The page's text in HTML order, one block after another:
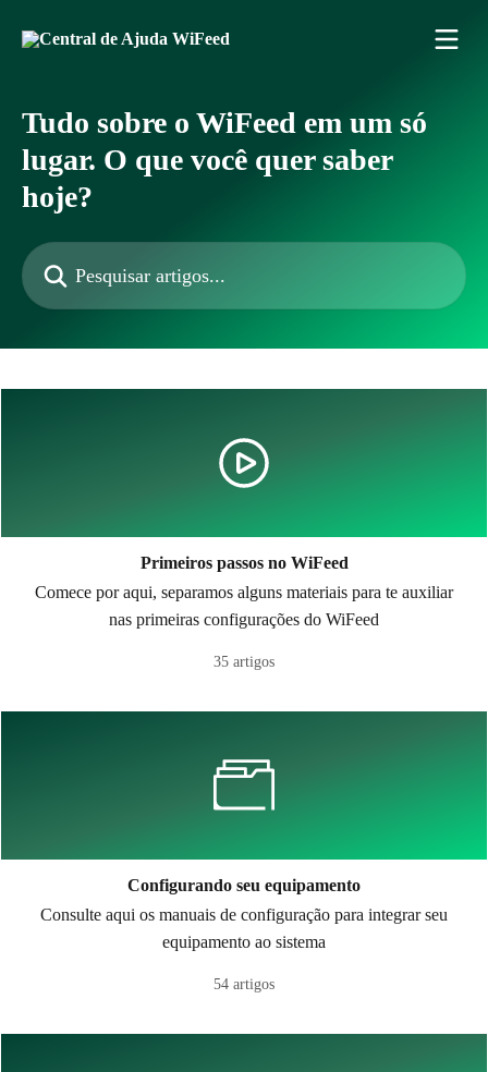
Tudo sobre o WiFeed em um só
lugar. O que você quer saber
hoje?
Pesquisar artigos...
Primeiros passos no WiFeed
Comece por aqui, separamos alguns materiais para te auxiliar
nas primeiras configurações do WiFeed
35 artigos
Configurando seu equipamento
Consulte aqui os manuais de configuração para integrar seu
equipamento ao sistema
54 artigos